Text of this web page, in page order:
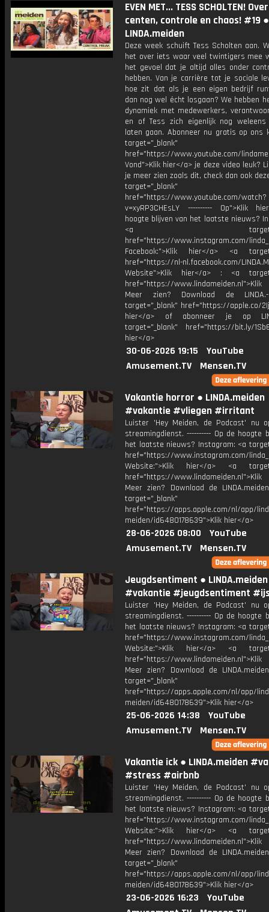
EVEN MET... TESS SCHOLTEN! Over
centen, controle en chaos! #19 ●
LINDA.meiden
Deze week schuift Tess Scholten aan.
het over iets waar veel twintigers mee
het gevoel dat je altijd alles onder
hebben. Van je carrière tot je sociale
hoe zit dat als je een eigen bedrijf
dan nog wel écht losgaan? We hebben
dynamiek met medewerkers,
en of Tess zich eigenlijk nog
laten gaan. Abonneer nu gratis op ons
target="_blank"
href="https://www.youtube.com/
Vond">Klik hier</a> je deze video leuk?
je meer zien zoals dit, check dan ook
target="_blank"
href="https://www.youtube.com/watch?
v=xyRP3CHEsLY ---------- Op">Klik
hoogte blijven van het laatste nieuws?
<a
href="https://www.instagram.com/
Facebook:">Klik hier</a> <a
href="https://nl-nl.facebook.com/
Website">Klik hier</a> : <a
href="https://
Meer zien? Download de
target="_blank" href="https://apple.co/
hier</a> of abonneer je op
target="_blank" href="https://bit.ly/
hier</a>
30-06-2026 19:15
YouTube
Amusement.TV
Mensen.TV
Vakantie horror ● LINDA.meiden
#vakantie #vliegen #irritant
Luister 'Hey Meiden, de Podcast' nu
streamingdienst. ---------- Op de hoogte
het laatste nieuws? Instagram: <a
href="https://www.instagram.com/
Website:">Klik hier</a> <a
href="https://
Meer zien? Download de
target="_blank"
href="https://apps.apple.com/nl/app/
meiden/id6480178639">Klik hier</a>
28-06-2026 08:00
YouTube
Amusement.TV
Mensen.TV
Jeugdsentiment ● LINDA.meiden
#vakantie #jeugdsentiment
Luister 'Hey Meiden, de Podcast' nu
streamingdienst. ---------- Op de hoogte
het laatste nieuws? Instagram: <a
href="https://www.instagram.com/
Website:">Klik hier</a> <a
href="https://
Meer zien? Download de
target="_blank"
href="https://apps.apple.com/nl/app/
meiden/id6480178639">Klik hier</a>
25-06-2026 14:38
YouTube
Amusement.TV
Mensen.TV
Vakantie ick ● LINDA.meiden
#stress #airbnb
Luister 'Hey Meiden, de Podcast' nu
streamingdienst. ---------- Op de hoogte
het laatste nieuws? Instagram: <a
href="https://www.instagram.com/
Website:">Klik hier</a> <a
href="https://
Meer zien? Download de
target="_blank"
href="https://apps.apple.com/nl/app/
meiden/id6480178639">Klik hier</a>
23-06-2026 16:23
YouTube